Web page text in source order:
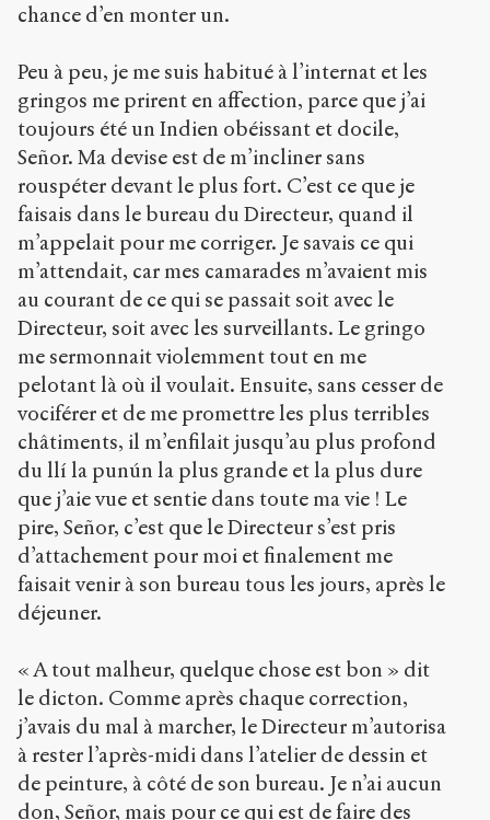
chance d’en monter un.
Peu à peu, je me suis habitué à l’internat et les
gringos me prirent en affection, parce que j’ai
toujours été un Indien obéissant et docile,
Señor. Ma devise est de m’incliner sans
rouspéter devant le plus fort. C’est ce que je
faisais dans le bureau du Directeur, quand il
m’appelait pour me corriger. Je savais ce qui
m’attendait, car mes camarades m’avaient mis
au courant de ce qui se passait soit avec le
Directeur, soit avec les surveillants. Le gringo
me sermonnait violemment tout en me
pelotant là où il voulait. Ensuite, sans cesser de
vociférer et de me promettre les plus terribles
châtiments, il m’enfilait jusqu’au plus profond
du llí la punún la plus grande et la plus dure
que j’aie vue et sentie dans toute ma vie ! Le
pire, Señor, c’est que le Directeur s’est pris
d’attachement pour moi et finalement me
faisait venir à son bureau tous les jours, après le
déjeuner.
« A tout malheur, quelque chose est bon » dit
le dicton. Comme après chaque correction,
j’avais du mal à marcher, le Directeur m’autorisa
à rester l’après-midi dans l’atelier de dessin et
de peinture, à côté de son bureau. Je n’ai aucun
don, Señor, mais pour ce qui est de faire des